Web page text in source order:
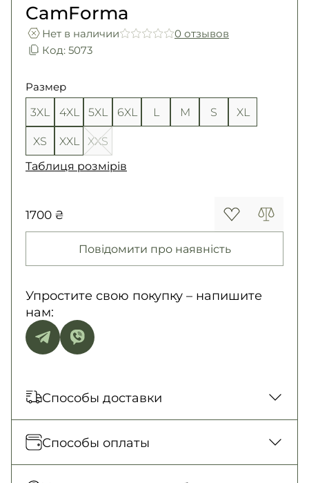
CamForma
Нет в наличии
0 отзывов
Код: 5073
Размер
3XL 4XL 5XL 6XL L M S
XL
XS
XXL
XXS
Таблиця розмірів
1700 ₴
Повідомити про наявність
Упростите свою покупку – напишите
нам:
Способы доставки
Отправка каждый день. Наложенный
платеж только для заказов от 500 грн.
Способы оплаты